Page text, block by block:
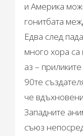
и Америка
гонитбата
Едва след
много хора са
аз –
90те
че
Западните
съюз